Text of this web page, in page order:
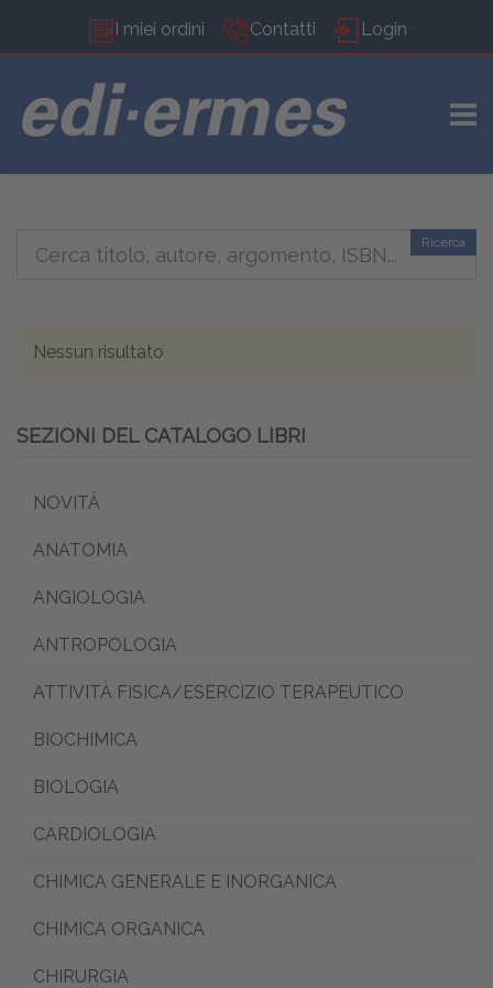
I miei ordini Contatti Login
Ricerca
Nessun risultato
SEZIONI DEL CATALOGO LIBRI
NOVITÀ
ANATOMIA
ANGIOLOGIA
ANTROPOLOGIA
ATTIVITÀ FISICA/ESERCIZIO TERAPEUTICO
BIOCHIMICA
BIOLOGIA
CARDIOLOGIA
CHIMICA GENERALE E INORGANICA
CHIMICA ORGANICA
CHIRURGIA